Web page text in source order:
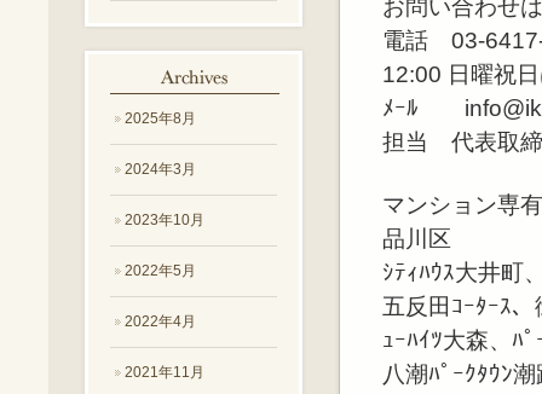
2025年8月
2024年3月
2023年10月
2022年5月
2022年4月
2021年11月
お問い合わせ
電話 03-
12:00 日曜祝
ﾒｰﾙ
担当 代表取
マンション専
品川区
ｼﾃｨﾊｳｽ大井町
五反田ｺｰﾀｰｽ、
ｭｰﾊｲﾂ大森、ﾊ
八潮ﾊﾟｰｸﾀｳﾝ